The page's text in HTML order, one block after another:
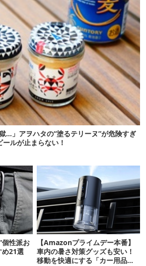
…」アヲハタの“塗るテリーヌ”が危険すぎ
ルが止まらない！
個性派お
め21選
【Amazonプライムデー本番】
車内の暑さ対策グッズも安い！
移動を快適にする「カー用品」